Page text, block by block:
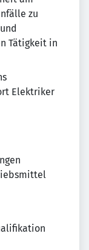
zu
Tätigkeit in
Elektriker